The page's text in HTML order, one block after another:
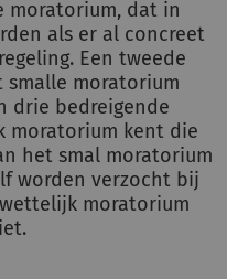
moratorium, dat in
als er al concreet
Een tweede
smalle moratorium
drie bedreigende
moratorium kent die
het smal moratorium
worden verzocht bij
moratorium